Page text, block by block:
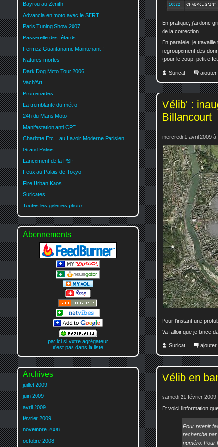
En pratique, j'ai donc
de la correction.
En parallèle, je
regroupement des
(pour le coup, petit
Suricat ajouter
Vélib' :
Billancourt
mercredi 1 avril 2009 à
Pour l'instant une
Va falloir que je lance
Suricat ajouter
Vélib en
samedi 21 février 2009
Et voici l'information
Pour retenir
recherche par
numéro. Pour
Bayrou au Zenith
Advancia en moto avec le SERT
Paris Tuning Show 2007
Passerelle des fêtards
Fermez Guantanamo Maintenant !
Natures mortes
Dark Dog Moto Tour 2006
Vach'Art
Promenades
La tremblante du métro
24h du Mans Moto
Manifestation anti CPE
Charlotte Etc... au Lavoir Moderne Parisien
Grand Palais
Lancement de la PSP
Feux au Palais de Tokyo
Fire Urban Kaos
Suricates
Toutes les galeries photo
Abonnements
par ici si votre agrégateur
n'est pas dans la liste
Archives
juillet 2009
juin 2009
avril 2009
février 2009
novembre 2008
octobre 2008